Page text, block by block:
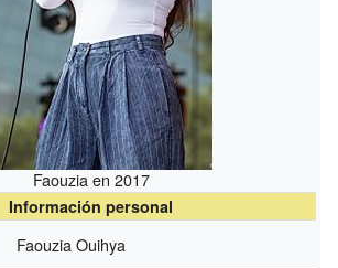
Faouzia en 2017
Información personal
Faouzia Ouihya